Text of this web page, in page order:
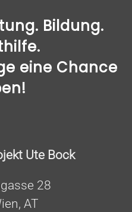
Bildung.
eine Chance
Ute Bock
28
AT